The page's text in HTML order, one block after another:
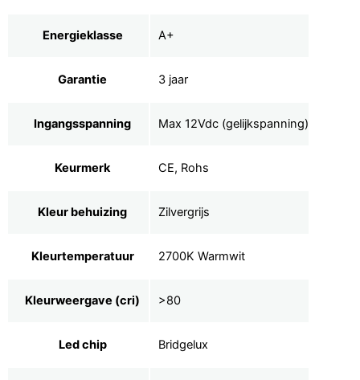
Energieklasse A+
Garantie 3 jaar
Ingangsspanning Max 12Vdc (gelijkspanning)
Keurmerk CE, Rohs
Kleur behuizing Zilvergrijs
Kleurtemperatuur 2700K Warmwit
Kleurweergave (cri) >80
Led chip Bridgelux